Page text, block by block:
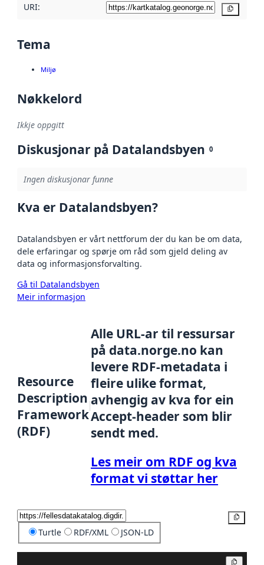
URI:
Tema
Miljø
Nøkkelord
Ikkje oppgitt
Diskusjonar på Datalandsbyen 0
Ingen diskusjonar funne
Kva er Datalandsbyen?
Datalandsbyen er vårt nettforum der du kan be om data,
dele erfaringar og spørje om råd som gjeld deling av
data og informasjonsforvalting.
Gå til Datalandsbyen
Meir informasjon
Resource
Description
Framework
(RDF)
Alle URL-ar til ressursar
på data.norge.no kan
levere RDF-metadata i
fleire ulike format,
avhengig av kva for ein
Accept-header som blir
sendt med.
Les meir om RDF og kva
format vi støttar her
Turtle RDF/XML JSON-LD